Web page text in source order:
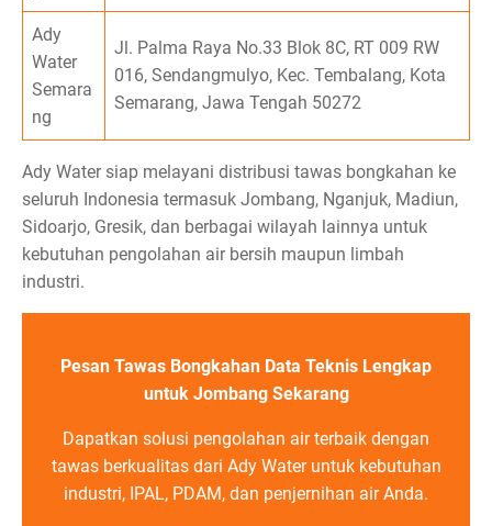
Ady
Water
Semara
ng
Jl. Palma Raya No.33 Blok 8C, RT 009 RW
016, Sendangmulyo, Kec. Tembalang, Kota
Semarang, Jawa Tengah 50272
Ady Water siap melayani distribusi tawas bongkahan ke
seluruh Indonesia termasuk Jombang, Nganjuk, Madiun,
Sidoarjo, Gresik, dan berbagai wilayah lainnya untuk
kebutuhan pengolahan air bersih maupun limbah
industri.
Pesan Tawas Bongkahan Data Teknis Lengkap
untuk Jombang Sekarang
Dapatkan solusi pengolahan air terbaik dengan
tawas berkualitas dari Ady Water untuk kebutuhan
industri, IPAL, PDAM, dan penjernihan air Anda.